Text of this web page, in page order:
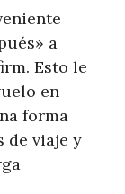
a
Esto le
en
forma
de viaje y